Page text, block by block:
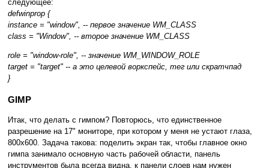
следующее:
defwinprop {
instance = "window", -- первое значение WM_CLASS
class = "Window", -- второе значение WM_CLASS
role = "window-role", -- значение WM_WINDOW_ROLE
target = "target" -- а это целевой воркспейс, тег или скратчпад
}
GIMP
Итак, что делать с гимпом? Повторюсь, что единственное
разрешение на 17" мониторе, при котором у меня не устают глаза,
800х600. Задача такова: поделить экран так, чтобы главное окно
гимпа занимало основную часть рабочей области, панель
инструментов была всегда видна, к панели слоев нам нужен